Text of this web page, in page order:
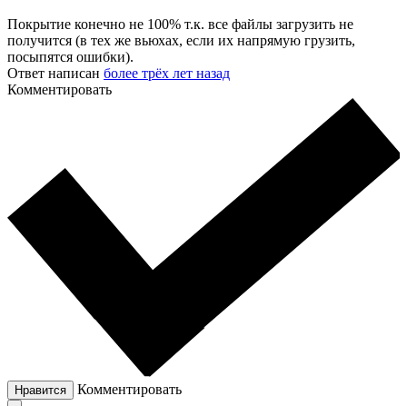
Покрытие конечно не 100% т.к. все файлы загрузить не
получится (в тех же вьюхах, если их напрямую грузить,
посыпятся ошибки).
Ответ написан более трёх лет назад
Комментировать
Нравится Комментировать